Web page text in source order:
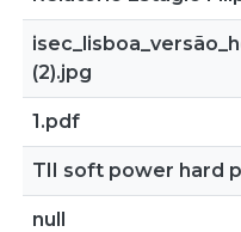
(2).jpg
1.pdf
TII soft power hard
null